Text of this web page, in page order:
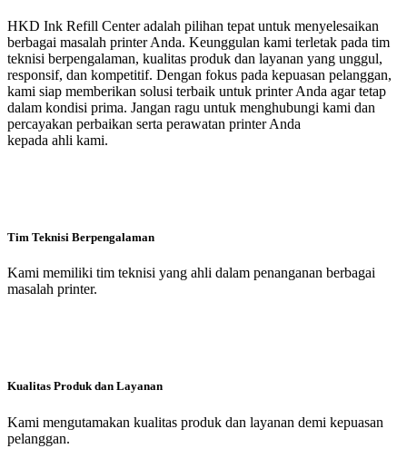
HKD Ink Refill Center adalah pilihan tepat untuk menyelesaikan
berbagai masalah printer Anda. Keunggulan kami terletak pada tim
teknisi berpengalaman, kualitas produk dan layanan yang unggul,
responsif, dan kompetitif. Dengan fokus pada kepuasan pelanggan,
kami siap memberikan solusi terbaik untuk printer Anda agar tetap
dalam kondisi prima. Jangan ragu untuk menghubungi kami dan
percayakan perbaikan serta perawatan printer Anda
kepada ahli kami.
Tim Teknisi Berpengalaman
Kami memiliki tim teknisi yang ahli dalam penanganan berbagai
masalah printer.
Kualitas Produk dan Layanan
Kami mengutamakan kualitas produk dan layanan demi kepuasan
pelanggan.